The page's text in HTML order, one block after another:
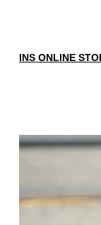
INS ONLINE